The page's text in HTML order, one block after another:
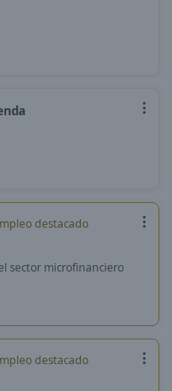
destacado
sector microfinanciero
destacado